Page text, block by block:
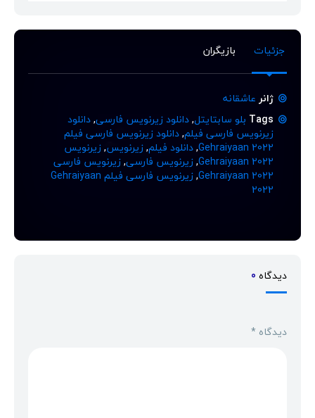
جزئیات بازیگران
ژانر عاشقانه
Tags بلو سابتایتل,دانلود زیرنویس فارسی,دانلود
زیرنویس فارسی فیلم,دانلود زیرنویس فارسی فیلم
Gehraiyaan 2022
,دانلود فیلم,زیرنویس,زیرنویس
Gehraiyaan 2022
,زیرنویس فارسی,زیرنویس فارسی
Gehraiyaan 2022
,
زیرنویس فارسی فیلم Gehraiyaan
2022
دیدگاه 0
دیدگاه *